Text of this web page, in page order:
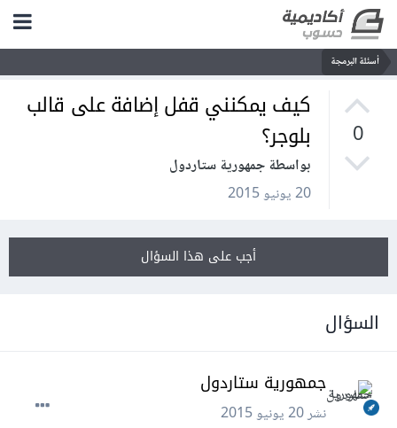
أسئلة البرمجة
0
كيف يمكنني قفل إضافة على قالب
بلوجر؟
بواسطة جمهورية ستاردول
20 يونيو 2015
أجب على هذا السؤال
السؤال
جمهورية ستاردول
نشر20 يونيو 2015